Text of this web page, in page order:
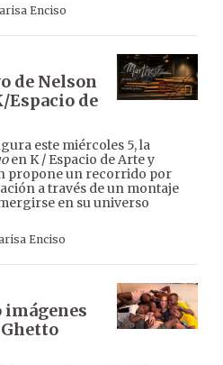
Enciso
de Nelson
de
este miércoles 5, la
en K / Espacio de Arte y
propone un recorrido por
a través de un montaje
en su universo
Enciso